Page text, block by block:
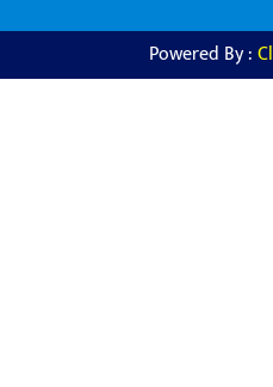
Powered By :